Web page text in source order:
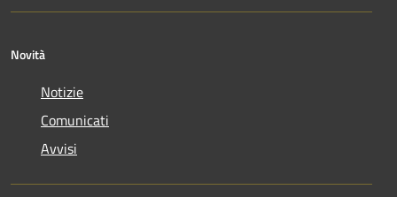
Novità
Notizie
Comunicati
Avvisi